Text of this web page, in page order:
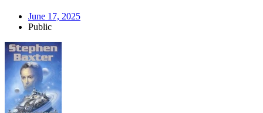
June 17, 2025
Public